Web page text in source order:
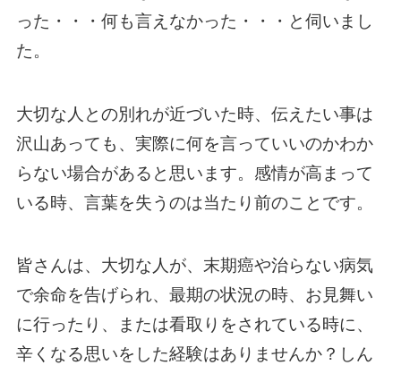
った・・・何も言えなかった・・・と伺いまし
た。
大切な人との別れが近づいた時、伝えたい事は
沢山あっても、実際に何を言っていいのかわか
らない場合があると思います。感情が高まって
いる時、言葉を失うのは当たり前のことです。
皆さんは、大切な人が、末期癌や治らない病気
で余命を告げられ、最期の状況の時、お見舞い
に行ったり、または看取りをされている時に、
辛くなる思いをした経験はありませんか？しん